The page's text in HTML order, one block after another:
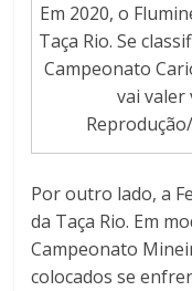
Em 2020, o
Taça Rio. Se
Campeonato
vai valer
Por outro lado, a
da Taça Rio. Em
Campeonato
colocados se